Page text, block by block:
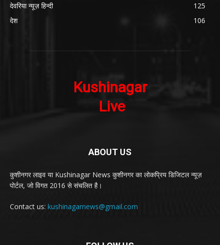
देवरिया न्यूज़ हिन्दी
125
देश
106
ABOUT US
कुशीनगर लाइव या Kushinagar News कुशीनगर का लोकप्रिय डिजिटल न्यूज़
पोर्टल, जो विगत 2016 से संचलित है।
Contact us: kushinagarnews@gmail.com